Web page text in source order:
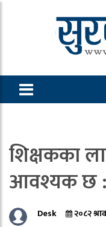
शिक्षकका
आवश्यक छ :
Desk २०८२